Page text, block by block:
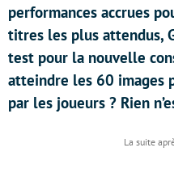
performances accrues
titres les plus attendus,
test pour la nouvelle
atteindre les 60 images
par les joueurs ? Rien